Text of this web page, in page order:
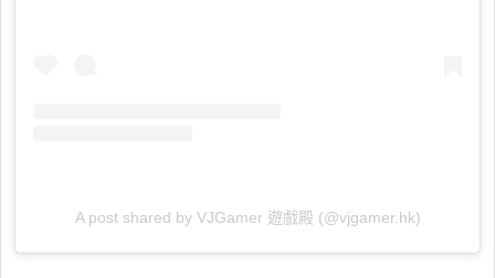
A post shared by VJGamer 遊戲殿 (@vjgamer.hk)